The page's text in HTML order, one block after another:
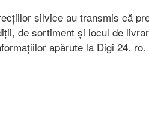
silvice au transmis că
de sortiment și locul de
apărute la Digi 24. ro.